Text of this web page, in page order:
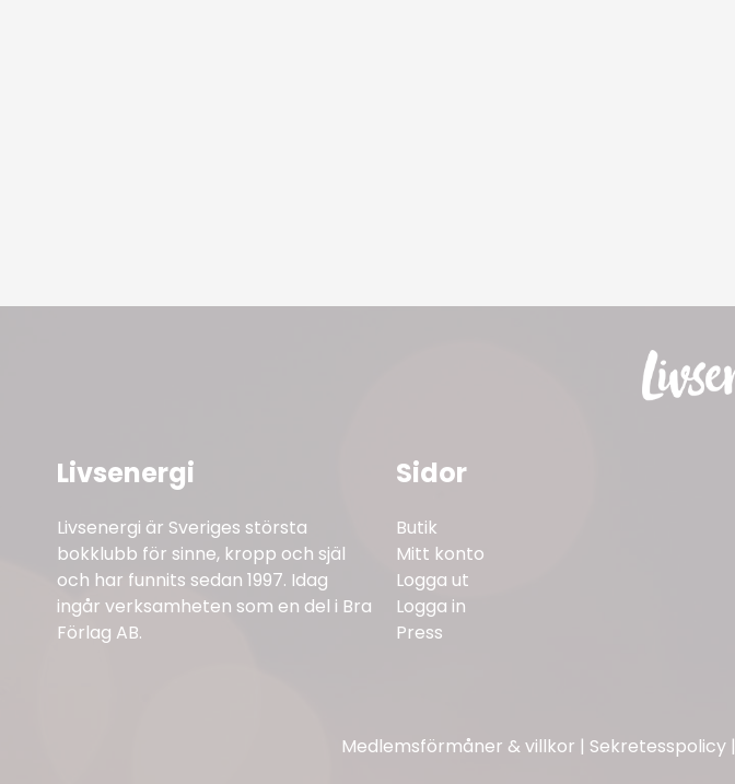
Livsenergi
Livsenergi är Sveriges största
bokklubb för sinne, kropp och själ
och har funnits sedan 1997. Idag
ingår verksamheten som en del i Bra
Förlag AB.
Sidor
Butik
Mitt konto
Logga ut
Logga in
Press
Medlemsförmåner & villkor | Sekretesspolicy|